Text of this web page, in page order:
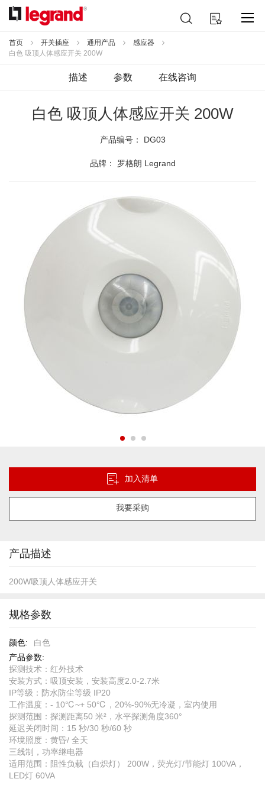
跳
到
容
我的购物车
索
首页 开关插座 通用产品
感应器
白色 吸顶人体感应开关 200W
描述 参数 在线咨询
白色 吸顶人体感应开关 200W
产品编号： DG03
品牌： 罗格朗 Legrand
加入清单
我要采购
像
的
头
产品描述
200W吸顶人体感应开关
规格参数
规
格
参
数
白色
探测技术：红外技术
安装方式：吸顶安装，安装高度2.0-2.7米
IP等级：防水防尘等级 IP20
工作温度：- 10℃~+ 50℃，20%-90%无冷凝，室内使用
探测范围：探测距离50 米²，水平探测角度360°
延迟关闭时间：15 秒/30 秒/60 秒
环境照度：黄昏/ 全天
三线制，功率继电器
适用范围：阻性负载（白炽灯） 200W，荧光灯/节能灯 100VA，
LED灯 60VA